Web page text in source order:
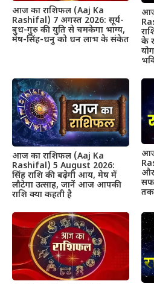
आज का राशिफल (Aaj Ka
Rashifal) 7 अगस्त 2026: सूर्य-
बुध-गुरु की युति से चमकेगा भाग्य,
मेष-सिंह-धनु को धन लाभ के संकेत
के
आज का राशिफल (Aaj Ka
Rashifal) 5 August 2026:
सिंह राशि की बढ़ेगी आय, मेष में
लौटेगा उत्साह, जानें आज आपकी
राशि क्या कहती है
और
तक